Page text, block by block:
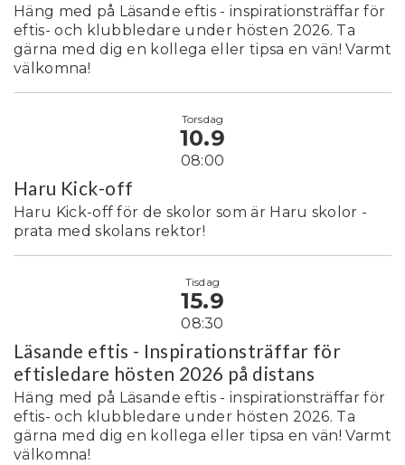
Häng med på Läsande eftis - inspirationsträffar för
eftis- och klubbledare under hösten 2026. Ta
gärna med dig en kollega eller tipsa en vän! Varmt
välkomna!
Torsdag
10.9
08:00
Haru Kick-off
Haru Kick-off för de skolor som är Haru skolor -
prata med skolans rektor!
Tisdag
15.9
08:30
Läsande eftis - Inspirationsträffar för
eftisledare hösten 2026 på distans
Häng med på Läsande eftis - inspirationsträffar för
eftis- och klubbledare under hösten 2026. Ta
gärna med dig en kollega eller tipsa en vän! Varmt
välkomna!